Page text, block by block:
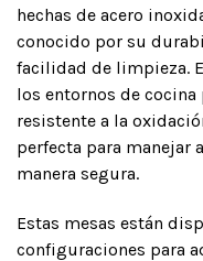
hechas de acero
conocido por su
facilidad de limpieza.
los entornos de
resistente a la
perfecta para manejar
manera segura.
Estas mesas están
configuraciones para